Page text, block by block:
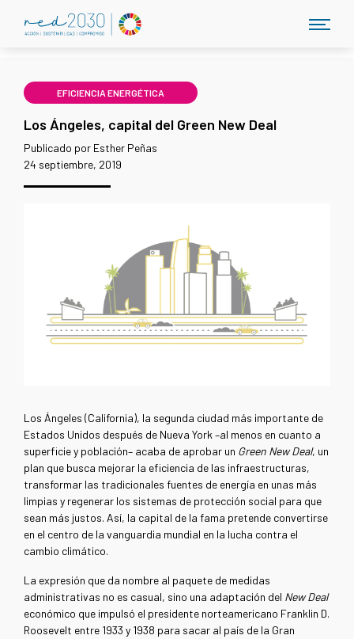
EFICIENCIA ENERGÉTICA
Los Ángeles, capital del Green New Deal
Publicado por Esther Peñas
24 septiembre, 2019
Los Ángeles (California), la segunda ciudad más importante de
Estados Unidos después de Nueva York –al menos en cuanto a
superficie y población– acaba de aprobar un Green New Deal, un
plan que busca mejorar la eficiencia de las infraestructuras,
transformar las tradicionales fuentes de energía en unas más
limpias y regenerar los sistemas de protección social para que
sean más justos. Así, la capital de la fama pretende convertirse
en el centro de la vanguardia mundial en la lucha contra el
cambio climático.
La expresión que da nombre al paquete de medidas
administrativas no es casual, sino una adaptación del New Deal
económico que impulsó el presidente norteamericano Franklin D.
Roosevelt entre 1933 y 1938 para sacar al país de la Gran